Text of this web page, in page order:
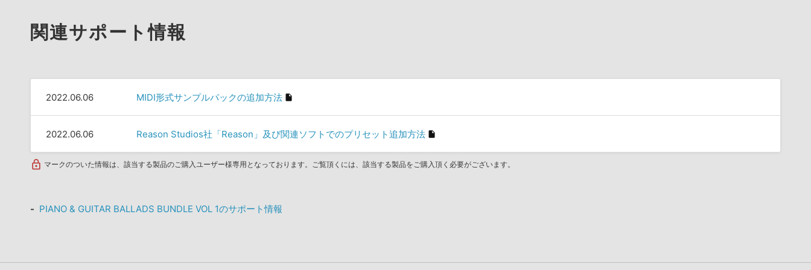
関連サポート情報
2022.06.06 MIDI形式サンプルパックの追加方法
2022.06.06 Reason Studios社「Reason」及び関連ソフトでのプリセット追加方法
マークのついた情報は、該当する製品のご購入ユーザー様専用となっております。ご覧頂くには、該当する製品をご購入頂く必要がございます。
PIANO & GUITAR BALLADS BUNDLE VOL 1のサポート情報